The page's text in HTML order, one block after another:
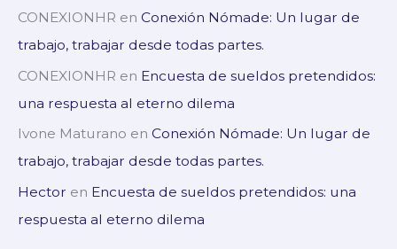
CONEXIONHR en Conexión Nómade: Un lugar de
trabajo, trabajar desde todas partes.
CONEXIONHR en Encuesta de sueldos pretendidos:
una respuesta al eterno dilema
Ivone Maturano en Conexión Nómade: Un lugar de
trabajo, trabajar desde todas partes.
Hector en Encuesta de sueldos pretendidos: una
respuesta al eterno dilema